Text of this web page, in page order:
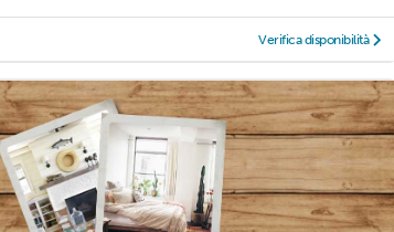
Verifica disponibilità